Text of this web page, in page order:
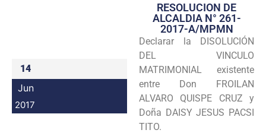
Transparencia
Seguridad
Programas
Intranet
14
Jun
2017
RESOLUCION DE
ALCALDIA N° 261-
2017-A/MPMN
Declarar la DISOLUCIÓN
DEL VINCULO
MATRIMONIAL existente
entre Don FROILAN
ALVARO QUISPE CRUZ y
Doña DAISY JESUS PACSI
TITO.